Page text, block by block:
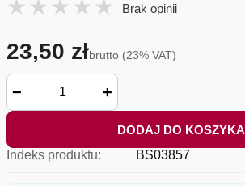
Brak opinii
23,50 złbrutto (23% VAT)
− +
DODAJ DO KOSZYKA
Indeks produktu:
BS03857